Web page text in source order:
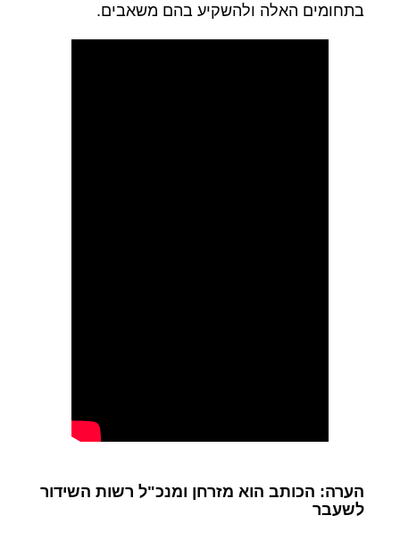
בתחומים האלה ולהשקיע בהם משאבים.
הערה: הכותב הוא מזרחן ומנכ"ל רשות השידור
לשעבר